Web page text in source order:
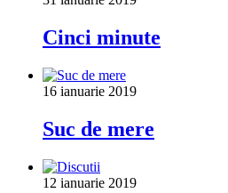
Cinci minute
16 ianuarie 2019
Suc de mere
12 ianuarie 2019